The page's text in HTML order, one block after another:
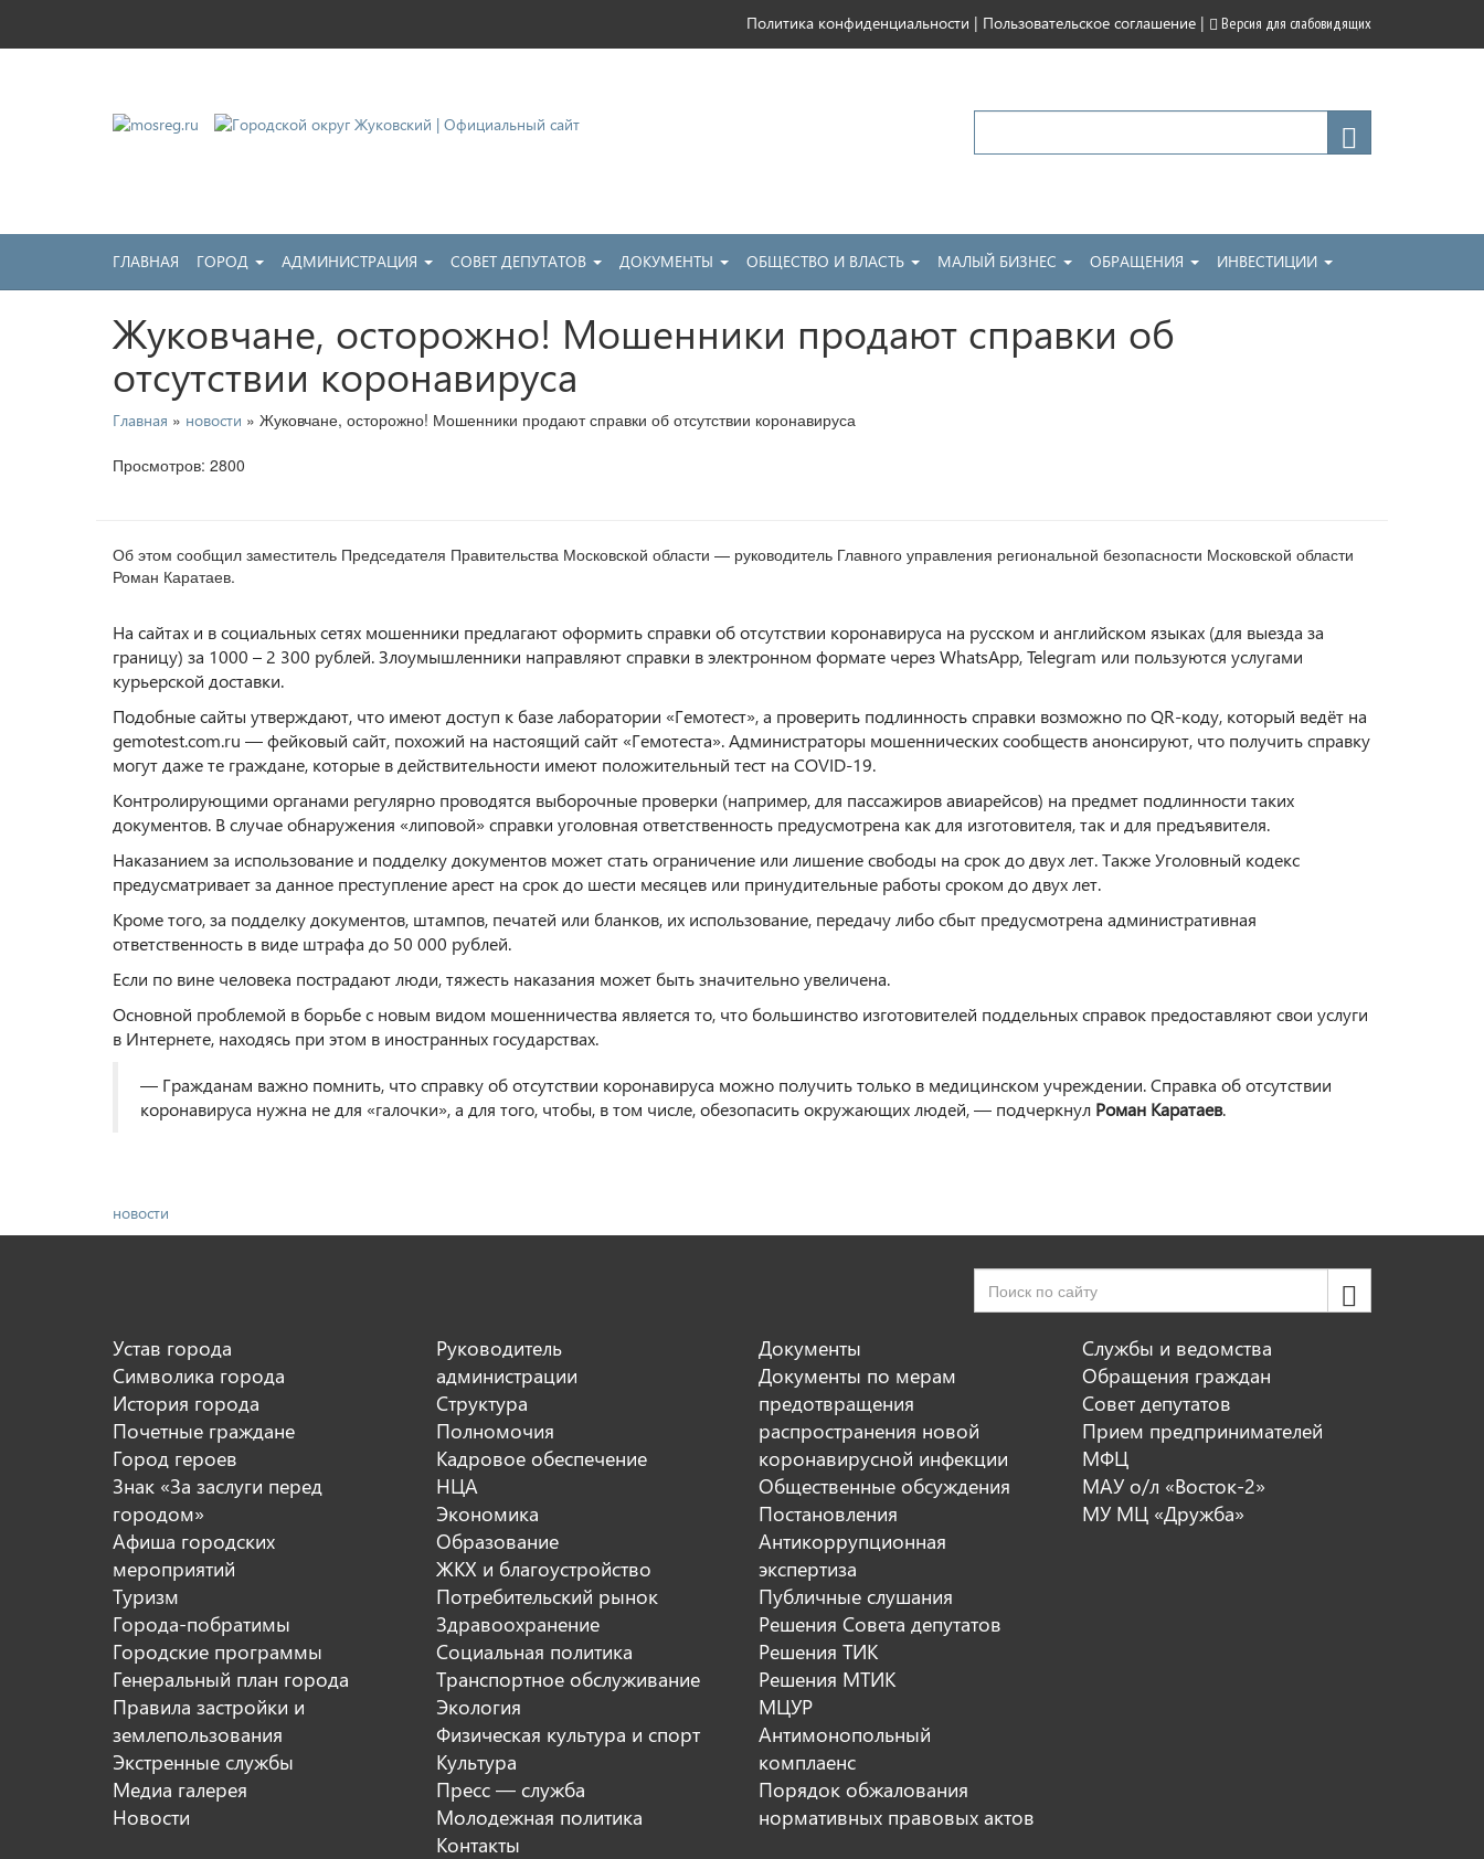
Политика конфиденциальности | Пользовательское соглашение | Версия для слабовидящих
ГЛАВНАЯ ГОРОД АДМИНИСТРАЦИЯ СОВЕТ ДЕПУТАТОВ ДОКУМЕНТЫ ОБЩЕСТВО И ВЛАСТЬ МАЛЫЙ БИЗНЕС ОБРАЩЕНИЯ ИНВЕСТИЦИИ
Жуковчане, осторожно! Мошенники продают справки об
отсутствии коронавируса
Главная » новости » Жуковчане, осторожно! Мошенники продают справки об отсутствии коронавируса
Просмотров: 2800
Об этом сообщил заместитель Председателя Правительства Московской области — руководитель Главного управления региональной безопасности Московской области
Роман Каратаев.
На сайтах и в социальных сетях мошенники предлагают оформить справки об отсутствии коронавируса на русском и английском языках (для выезда за
границу) за 1000 – 2 300 рублей. Злоумышленники направляют справки в электронном формате через WhatsApp, Telegram или пользуются услугами
курьерской доставки.
Подобные сайты утверждают, что имеют доступ к базе лаборатории «Гемотест», а проверить подлинность справки возможно по QR-коду, который ведёт на
gemotest.com.ru — фейковый сайт, похожий на настоящий сайт «Гемотеста». Администраторы мошеннических сообществ анонсируют, что получить справку
могут даже те граждане, которые в действительности имеют положительный тест на COVID-19.
Контролирующими органами регулярно проводятся выборочные проверки (например, для пассажиров авиарейсов) на предмет подлинности таких
документов. В случае обнаружения «липовой» справки уголовная ответственность предусмотрена как для изготовителя, так и для предъявителя.
Наказанием за использование и подделку документов может стать ограничение или лишение свободы на срок до двух лет. Также Уголовный кодекс
предусматривает за данное преступление арест на срок до шести месяцев или принудительные работы сроком до двух лет.
Кроме того, за подделку документов, штампов, печатей или бланков, их использование, передачу либо сбыт предусмотрена административная
ответственность в виде штрафа до 50 000 рублей.
Если по вине человека пострадают люди, тяжесть наказания может быть значительно увеличена.
Основной проблемой в борьбе с новым видом мошенничества является то, что большинство изготовителей поддельных справок предоставляют свои услуги
в Интернете, находясь при этом в иностранных государствах.
— Гражданам важно помнить, что справку об отсутствии коронавируса можно получить только в медицинском учреждении. Справка об отсутствии
коронавируса нужна не для «галочки», а для того, чтобы, в том числе, обезопасить окружающих людей, — подчеркнул Роман Каратаев.
новости
Устав города
Символика города
История города
Почетные граждане
Город героев
Знак «За заслуги перед
городом»
Афиша городских
мероприятий
Туризм
Города-побратимы
Городские программы
Генеральный план города
Правила застройки и
землепользования
Экстренные службы
Медиа галерея
Новости
Руководитель
администрации
Структура
Полномочия
Кадровое обеспечение
НЦА
Экономика
Образование
ЖКХ и благоустройство
Потребительский рынок
Здравоохранение
Социальная политика
Транспортное обслуживание
Экология
Физическая культура и спорт
Культура
Пресс — служба
Молодежная политика
Контакты
Документы
Документы по мерам
предотвращения
распространения новой
коронавирусной инфекции
Общественные обсуждения
Постановления
Антикоррупционная
экспертиза
Публичные слушания
Решения Совета депутатов
Решения ТИК
Решения МТИК
МЦУР
Антимонопольный
комплаенс
Порядок обжалования
нормативных правовых актов
Службы и ведомства
Обращения граждан
Совет депутатов
Прием предпринимателей
МФЦ
МАУ о/л «Восток-2»
МУ МЦ «Дружба»